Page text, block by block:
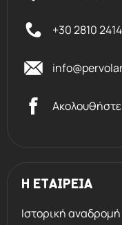
+30 2810
Η ΕΤΑΙΡΕΙΑ
Ιστορική αναδρομή